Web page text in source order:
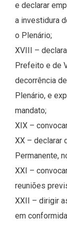
e declarar
a investidura
o Plenário;
XVIII –
Prefeito e de
decorrência
Plenário, e
mandato;
XIX –
XX – declarar
Permanente,
XXI –
reuniões
XXII – dirigir
em